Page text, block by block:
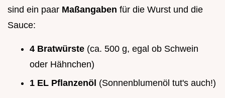
sind ein paar Maßangaben für die Wurst und die
Sauce:
4 Bratwürste (ca. 500 g, egal ob Schwein
oder Hähnchen)
1 EL Pflanzenöl (Sonnenblumenöl tut's auch!)